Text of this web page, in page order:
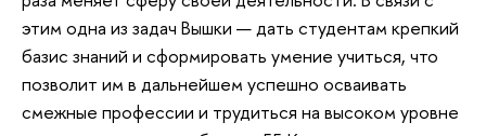
этим одна из задач Вышки — дать студентам крепкий
базис знаний и сформировать умение учиться, что
позволит им в дальнейшем успешно осваивать
смежные профессии и трудиться на высоком уровне